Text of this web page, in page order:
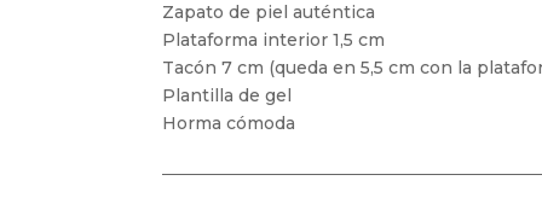
Zapato de piel auténtica
Plataforma interior 1,5 cm
Tacón 7 cm (queda en 5,5 cm con la
Plantilla de gel
Horma cómoda